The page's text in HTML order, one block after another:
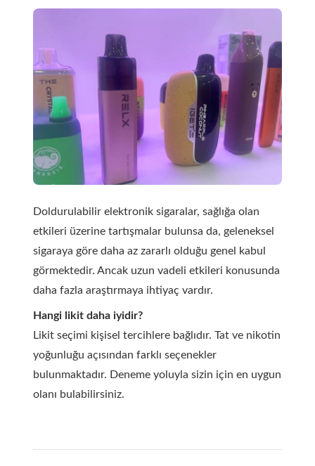
Doldurulabilir elektronik sigaralar, sağlığa olan
etkileri üzerine tartışmalar bulunsa da, geleneksel
sigaraya göre daha az zararlı olduğu genel kabul
görmektedir. Ancak uzun vadeli etkileri konusunda
daha fazla araştırmaya ihtiyaç vardır.
Hangi likit daha iyidir?
Likit seçimi kişisel tercihlere bağlıdır. Tat ve nikotin
yoğunluğu açısından farklı seçenekler
bulunmaktadır. Deneme yoluyla sizin için en uygun
olanı bulabilirsiniz.